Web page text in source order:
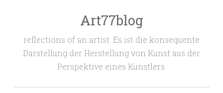
Art77blog
reflections of an artist. Es ist die konsequente
Darstellung der Herstellung von Kunst aus der
Perspektive eines Künstlers.